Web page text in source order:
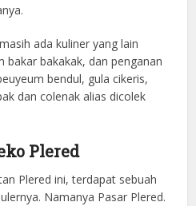
ada kuliner yang lain
bakar bakakak, dan penganan
bendul, gula cikeris,
dan colenak alias dicolek
Plered
Plered ini, terdapat sebuah
Namanya Pasar Plered.